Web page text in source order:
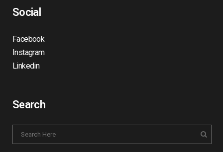
Social
Facebook
Instagram
Linkedin
Search